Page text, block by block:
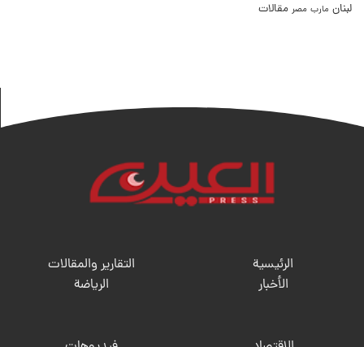
لبنان مارب مصر مقالات
الرئيسية
الأخبار
التقارير والمقالات
الریاضة